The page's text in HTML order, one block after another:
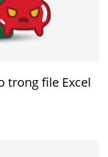
trong file Excel